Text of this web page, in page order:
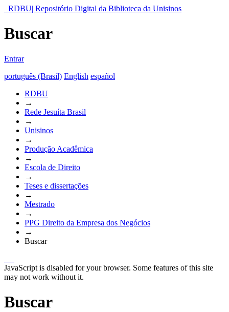
RDBU| Repositório Digital da Biblioteca da Unisinos
Buscar
Entrar
português (Brasil) English español
RDBU
→
Rede Jesuíta Brasil
→
Unisinos
→
Produção Acadêmica
→
Escola de Direito
→
Teses e dissertações
→
Mestrado
→
PPG Direito da Empresa dos Negócios
→
Buscar
JavaScript is disabled for your browser. Some features of this site
may not work without it.
Buscar